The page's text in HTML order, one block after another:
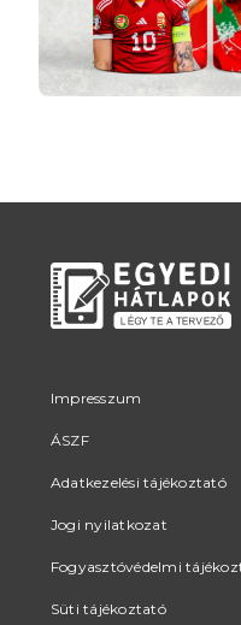
Impresszum
ÁSZF
Adatkezelési tájékoztató
Jogi nyilatkozat
Fogyasztóvédelmi
Süti tájékoztató